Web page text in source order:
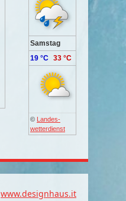
© Landes-
wetterdienst
Samstag
19 °C 33 °C
www.designhaus.it